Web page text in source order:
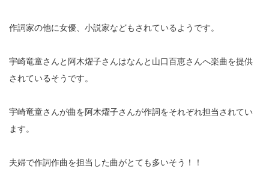
作詞家の他に女優、小説家などもされているようです。
宇崎竜童さんと阿木燿子さんはなんと山口百恵さんへ楽曲を提供
されているそうです。
宇崎竜童さんが曲を阿木燿子さんが作詞をそれぞれ担当されてい
ます。
夫婦で作詞作曲を担当した曲がとても多いそう！！